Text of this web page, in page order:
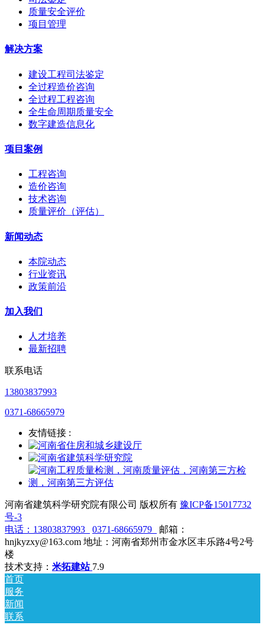
质量安全评价
项目管理
解决方案
建设工程司法鉴定
全过程造价咨询
全过程工程咨询
全生命周期质量安全
数字建造信息化
项目案例
工程咨询
造价咨询
技术咨询
质量评价（评估）
新闻动态
本院动态
行业资讯
政策前沿
加入我们
人才培养
最新招聘
联系电话
13803837993
0371-68665979
友情链接 :
河南省建筑科学研究院有限公司 版权所有 豫ICP备15017732
号-3
电话： 13803837993 0371-68665979
邮箱：
hnjkyzxy@163.com 地址：河南省郑州市金水区丰乐路4号2号
楼
技术支持： 米拓建站 7.9
首页
服务
新闻
联系